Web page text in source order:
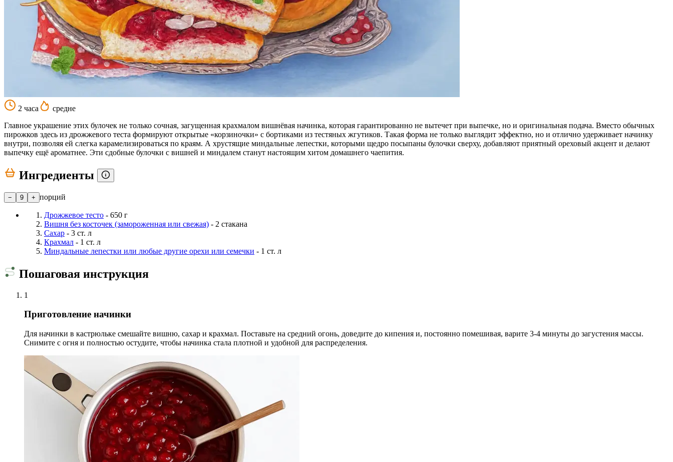
2 часа
средне
Главное украшение этих булочек не только сочная, загущенная крахмалом вишнёвая начинка, которая гарантированно не вытечет при выпечке, но и оригинальная подача. Вместо обычных
пирожков здесь из дрожжевого теста формируют открытые «корзиночки» с бортиками из тестяных жгутиков. Такая форма не только выглядит эффектно, но и отлично удерживает начинку
внутри, позволяя ей слегка карамелизироваться по краям. А хрустящие миндальные лепестки, которыми щедро посыпаны булочки сверху, добавляют приятный ореховый акцент и делают
выпечку ещё ароматнее. Эти сдобные булочки с вишней и миндалем станут настоящим хитом домашнего чаепития.
Ингредиенты
− 9 + порций
Дрожжевое тесто - 650 г
Вишня без косточек (замороженная или свежая) - 2 стакана
Сахар - 3 ст. л
Крахмал - 1 ст. л
Миндальные лепестки или любые другие орехи или семечки - 1 ст. л
Пошаговая инструкция
1
Приготовление начинки
Для начинки в кастрюльке смешайте вишню, сахар и крахмал. Поставьте на средний огонь, доведите до кипения и, постоянно помешивая, варите 3-4 минуты до загустения массы.
Снимите с огня и полностью остудите, чтобы начинка стала плотной и удобной для распределения.